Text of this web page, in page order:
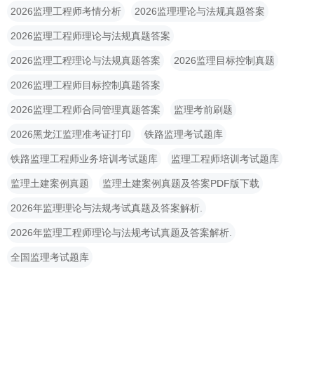
2026监理工程师考情分析 2026监理理论与法规真题答案
2026监理工程师理论与法规真题答案
2026监理工程理论与法规真题答案 2026监理目标控制真题
2026监理工程师目标控制真题答案
2026监理工程师合同管理真题答案 监理考前刷题
2026黑龙江监理准考证打印 铁路监理考试题库
铁路监理工程师业务培训考试题库 监理工程师培训考试题库
监理土建案例真题 监理土建案例真题及答案PDF版下载
2026年监理理论与法规考试真题及答案解析.
2026年监理工程师理论与法规考试真题及答案解析.
全国监理考试题库